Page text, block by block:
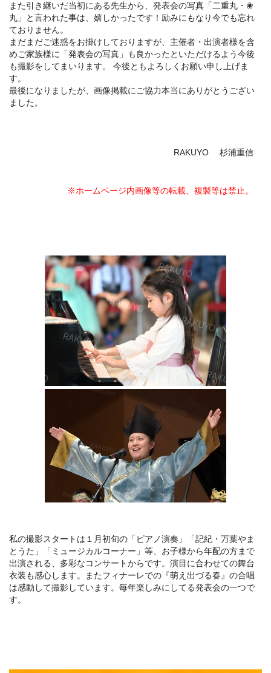
また引き継いだ当初にある先生から、発表会の写真「二重丸・❀
丸」と言われた事は、嬉しかったです！励みにもなり今でも忘れ
ておりません。
まだまだご迷惑をお掛けしておりますが、主催者・出演者様を含
めご家族様に「発表会の写真」も良かったといただけるよう今後
も撮影をしてまいります。 今後ともよろしくお願い申し上げま
す。
最後になりましたが、画像掲載にご協力本当にありがとうござい
ました。
RAKUYO 杉浦重信
※ホームページ内画像等の転載、複製等は禁止。
私の撮影スタートは１月初旬の「ピアノ演奏」「記紀・万葉やま
とうた」「ミュージカルコーナー」等、お子様から年配の方まで
出演される、多彩なコンサートからです。演目に合わせての舞台
衣装も感心します。またフィナーレでの『萌え出づる春』の合唱
は感動して撮影しています。毎年楽しみにしてる発表会の一つで
す。